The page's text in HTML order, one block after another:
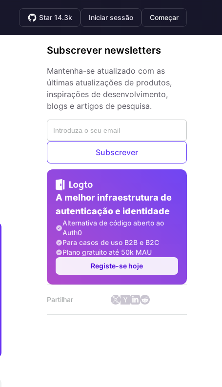
Star 14.3k Iniciar sessão Começar
Subscrever newsletters
Mantenha-se atualizado com as
últimas atualizações de produtos,
inspirações de desenvolvimento,
blogs e artigos de pesquisa.
Subscrever
A melhor infraestrutura de
autenticação e identidade
Alternativa de código aberto ao
Auth0
Para casos de uso B2B e B2C
Plano gratuito até 50k MAU
Registe-se hoje
Partilhar